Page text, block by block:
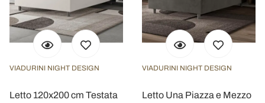
VIADURINI NIGHT DESIGN
Letto 120x200 cm Testata
VIADURINI NIGHT DESIGN
Letto Una Piazza e Mezzo